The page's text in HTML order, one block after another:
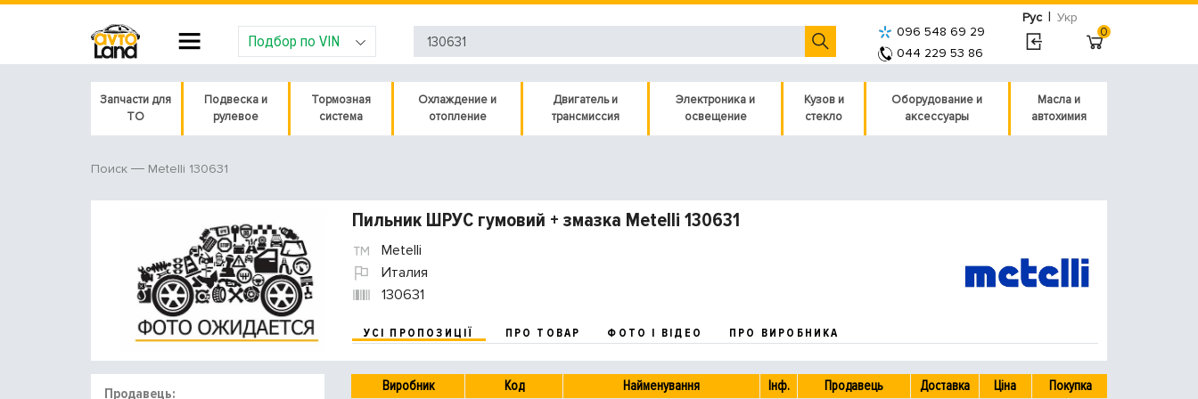
Рус | Укр
Подбор по VIN
096 548 69 29
044 229 53 86
0
Запчасти для
ТО
Подвеска и
рулевое
Тормозная
система
Охлаждение и
отопление
Двигатель и
трансмиссия
Электроника и
освещение
Кузов и
стекло
Оборудование и
аксессуары
Масла и
автохимия
Поиск Metelli 130631
Пильник ШРУС гумовий + змазка Metelli 130631
Metelli
Италия
130631
УСІ ПРОПОЗИЦІЇ ПРО ТОВАР ФОТО І ВІДЕО ПРО ВИРОБНИКА
Продавець: Виробник Код Найменування Інф. Продавець Доставка Ціна Покупка